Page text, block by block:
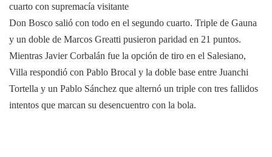
cuarto con supremacía visitante
Don Bosco salió con todo en el segundo cuarto. Triple de Gauna
y un doble de Marcos Greatti pusieron paridad en 21 puntos.
Mientras Javier Corbalán fue la opción de tiro en el Salesiano,
Villa respondió con Pablo Brocal y la doble base entre Juanchi
Tortella y un Pablo Sánchez que alternó un triple con tres fallidos
intentos que marcan su desencuentro con la bola.